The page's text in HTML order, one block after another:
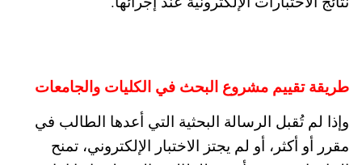
طريقة تقييم مشروع البحث في الكليات والجامعات
وإذا لم تُقبل الرسالة البحثية التي أعدها الطالب في
مقرر أو أكثر، أو لم يجتز الاختبار الإلكتروني، تمنح